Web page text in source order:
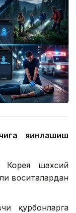
яқинлашиш
шахсий
воситалардан
қурбонларга